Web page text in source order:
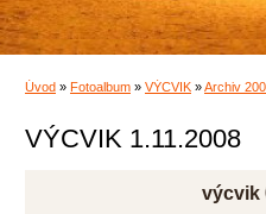
Úvod » Fotoalbum » VÝCVIK »Archiv
VÝCVIK 1.11.2008
výcvik